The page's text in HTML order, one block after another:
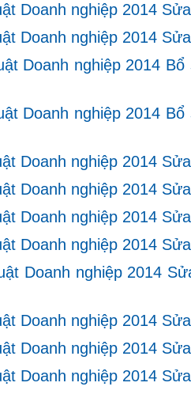
Doanh nghiệp 2014
Doanh nghiệp 2014
Doanh nghiệp 2014
Doanh nghiệp 2014
Doanh nghiệp 2014
Doanh nghiệp 2014
Doanh nghiệp 2014
Doanh nghiệp 2014
Doanh nghiệp 2014
Doanh nghiệp 2014
Doanh nghiệp 2014
Doanh nghiệp 2014